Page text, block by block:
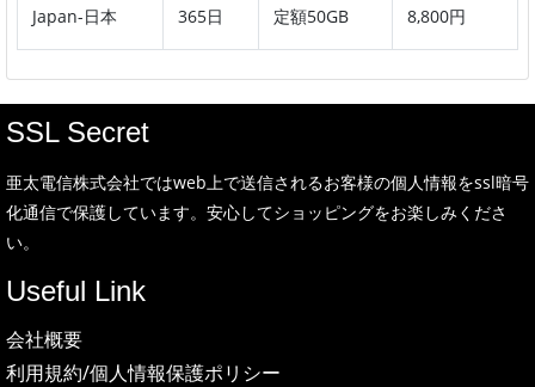
Japan-日本 365日 定額50GB 8,800円
SSL Secret
亜太電信株式会社ではweb上で送信されるお客様の個人情報をssl暗号
化通信で保護しています。安心してショッピングをお楽しみくださ
い。
Useful Link
会社概要
利用規約/個人情報保護ポリシー